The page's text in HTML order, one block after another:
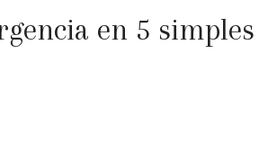
en 5 simples